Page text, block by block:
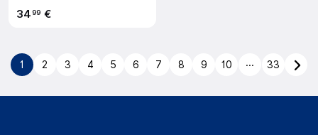
3499 €
1 2 3 4 5 6 7 8 9 10 ... 33